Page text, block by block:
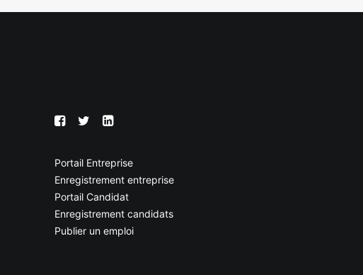
Portail Entreprise
Enregistrement entreprise
Portail Candidat
Enregistrement candidats
Publier un emploi